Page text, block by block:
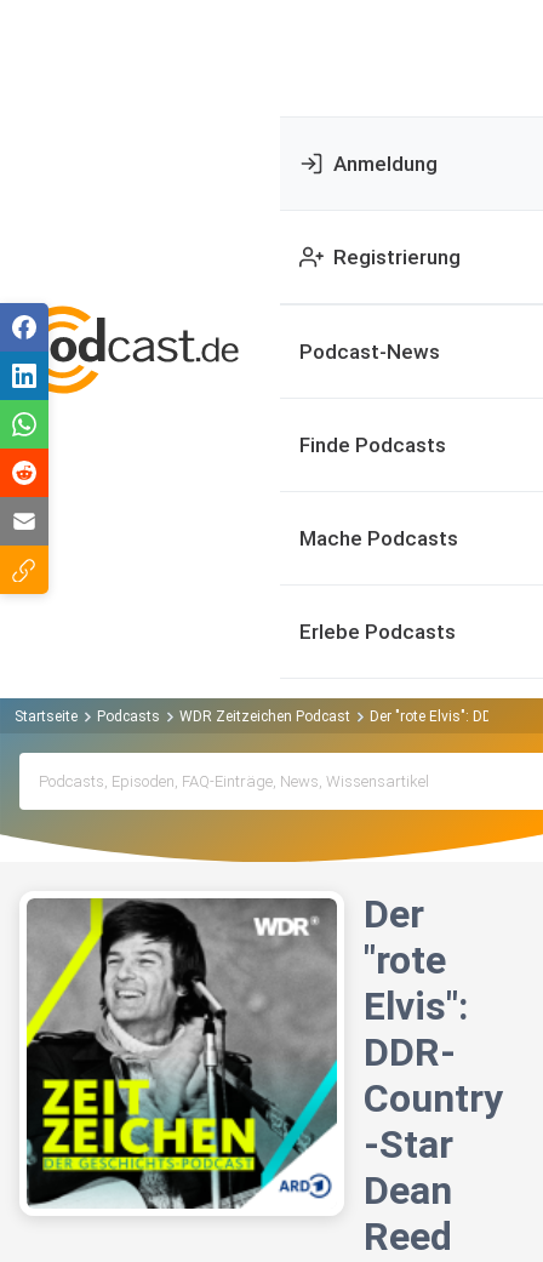
Anmeldung
Registrierung
Podcast-News
Finde Podcasts
Mache Podcasts
Erlebe Podcasts
Startseite Podcasts WDR Zeitzeichen Podcast Der "rote Elvis": DDR-
Der
"rote
Elvis":
DDR-
Country
-Star
Dean
Reed